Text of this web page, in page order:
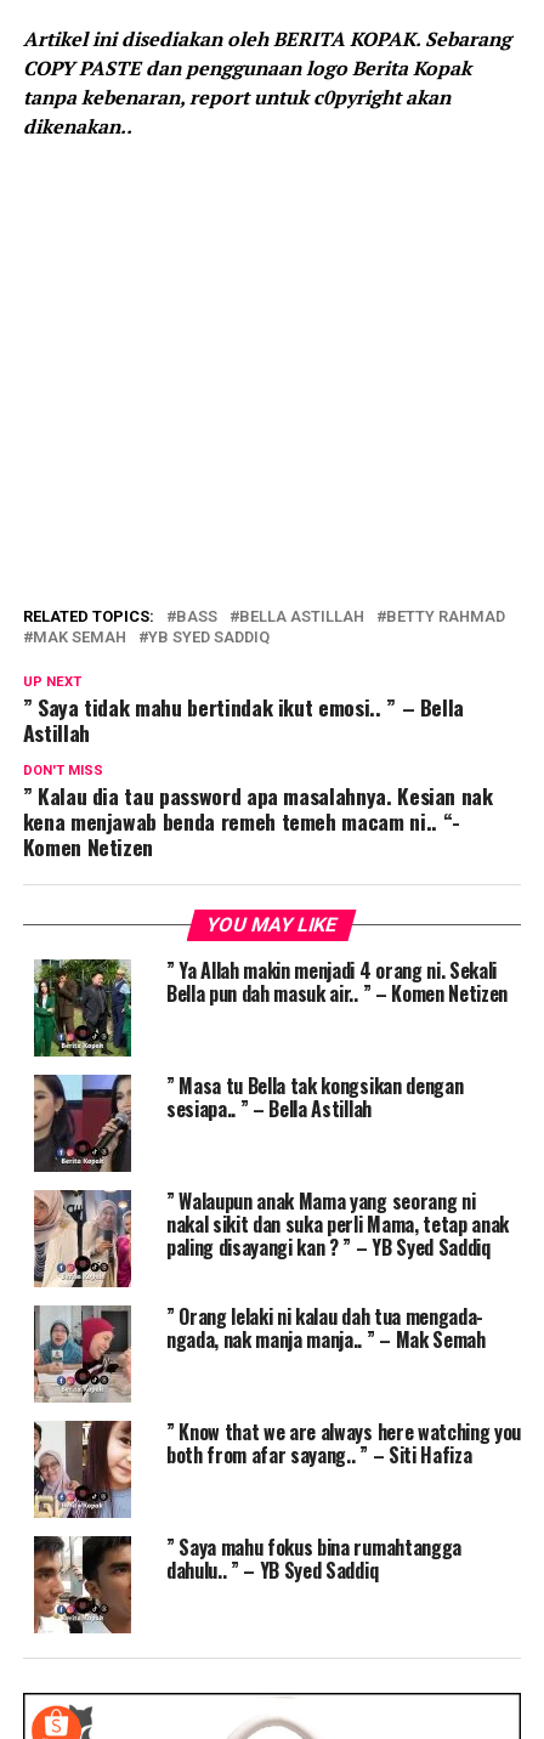
Artikel ini disediakan oleh BERITA KOPAK. Sebarang
COPY PASTE dan penggunaan logo Berita Kopak
tanpa kebenaran, report untuk c0pyright akan
dikenakan..
RELATED TOPICS: BASS BELLA ASTILLAH
BETTY RAHMAD
MAK SEMAH
YB SYED SADDIQ
UP NEXT
” Saya tidak mahu bertindak ikut emosi.. ” – Bella
Astillah
DON'T MISS
” Kalau dia tau password apa masalahnya. Kesian nak
kena menjawab benda remeh temeh macam ni.. “-
Komen Netizen
YOU MAY LIKE
” Ya Allah makin menjadi 4 orang ni. Sekali
Bella pun dah masuk air.. ” – Komen Netizen
” Masa tu Bella tak kongsikan dengan
sesiapa.. ” – Bella Astillah
” Walaupun anak Mama yang seorang ni
nakal sikit dan suka perli Mama, tetap anak
paling disayangi kan ? ” – YB Syed Saddiq
” Orang lelaki ni kalau dah tua mengada-
ngada, nak manja manja.. ” – Mak Semah
” Know that we are always here watching you
both from afar sayang.. ” – Siti Hafiza
” Saya mahu fokus bina rumahtangga
dahulu.. ” – YB Syed Saddiq